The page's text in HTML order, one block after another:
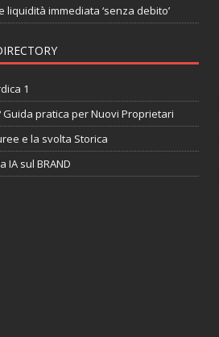
liquidità immediata ‘senza debito’
1
Guida pratica per Nuovi Proprietari
e la svolta Storica
IA sul BRAND